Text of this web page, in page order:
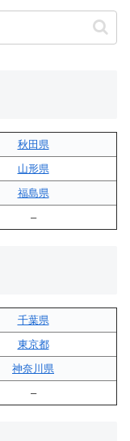
秋田県
山形県
福島県
–
千葉県
東京都
神奈川県
–